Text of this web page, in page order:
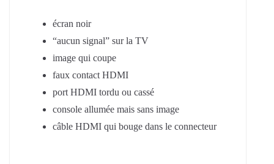
écran noir
“aucun signal” sur la TV
image qui coupe
faux contact HDMI
port HDMI tordu ou cassé
console allumée mais sans image
câble HDMI qui bouge dans le connecteur